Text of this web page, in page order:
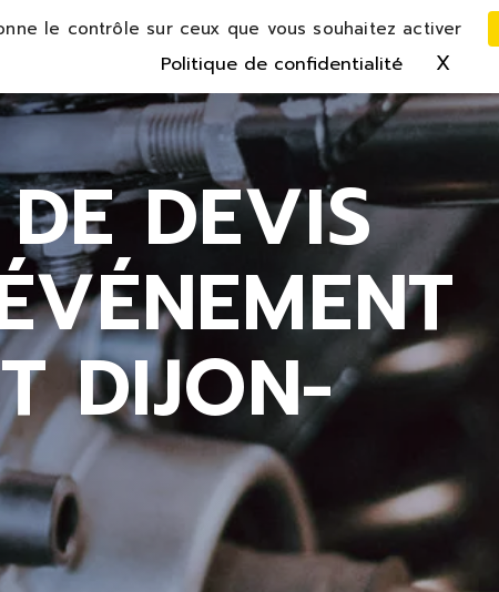
DEVIS
DIJON-
le contrôle sur ceux que vous souhaitez activer
Politique de confidentialité
X